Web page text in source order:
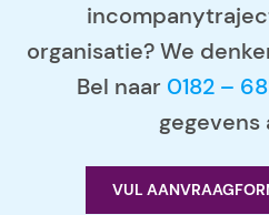
organisatie? We
Bel naar 0182 –
gegevens
VUL